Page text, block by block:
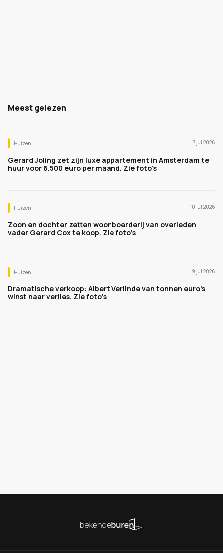
Meest gelezen
Huizen 7 jul 2026
Gerard Joling zet zijn luxe appartement in Amsterdam te
huur voor 6.500 euro per maand. Zie foto's
Huizen 10 jul 2026
Zoon en dochter zetten woonboerderij van overleden
vader Gerard Cox te koop. Zie foto's
Huizen 9 jul 2026
Dramatische verkoop: Albert Verlinde van tonnen euro's
winst naar verlies. Zie foto's